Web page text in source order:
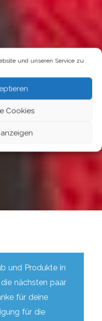
und unseren Service zu
Cookies
und Produkte in
nächsten paar
für deine
für die